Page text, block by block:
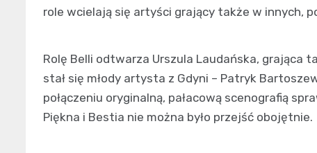
role wcielają się artyści grający także w innych,
Rolę Belli odtwarza Urszula Laudańska, grająca
stał się młody artysta z Gdyni – Patryk
połączeniu oryginalną, pałacową scenografią
Piękna i Bestia nie można było przejść obojętnie.